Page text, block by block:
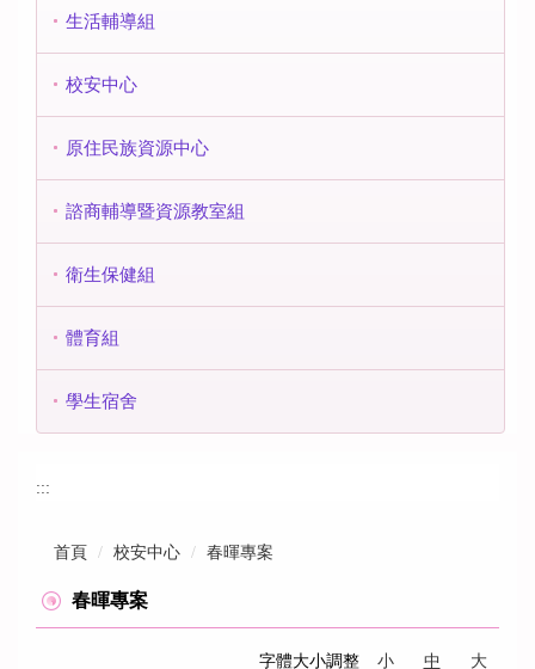
生活輔導組
校安中心
原住民族資源中心
諮商輔導暨資源教室組
衛生保健組
體育組
學生宿舍
:::
首頁 校安中心 春暉專案
春暉專案
字體大小調整 小 中 大